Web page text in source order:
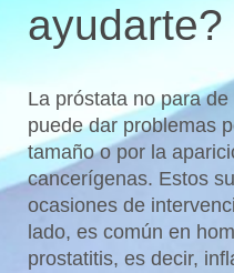
ayudarte?
La próstata no para
puede dar problemas
tamaño o por la
cancerígenas. Estos
ocasiones de
lado, es común en
prostatitis, es decir,